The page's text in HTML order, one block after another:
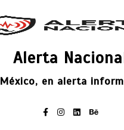
Alerta
México, en alerta